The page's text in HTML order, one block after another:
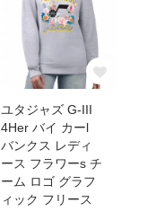
ユタジャズ G-III
4Her バイ カーl
バンクス レディ
ース フラワーs チ
ーム ロゴ グラフ
ィック フリース